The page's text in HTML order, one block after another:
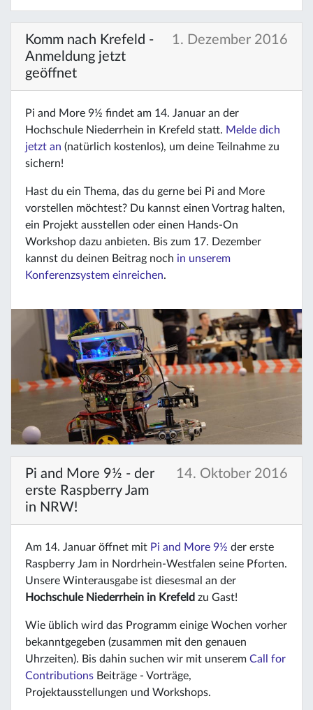
Komm nach Krefeld -
Anmeldung jetzt
geöffnet
1. Dezember 2016
Pi and More 9½ findet am 14. Januar an der
Hochschule Niederrhein in Krefeld statt. Melde dich
jetzt an (natürlich kostenlos), um deine Teilnahme zu
sichern!
Hast du ein Thema, das du gerne bei Pi and More
vorstellen möchtest? Du kannst einen Vortrag halten,
ein Projekt ausstellen oder einen Hands-On
Workshop dazu anbieten. Bis zum 17. Dezember
kannst du deinen Beitrag noch in unserem
Konferenzsystem einreichen.
Pi and More 9½ - der
erste Raspberry Jam
in NRW!
14. Oktober 2016
Am 14. Januar öffnet mit Pi and More 9½ der erste
Raspberry Jam in Nordrhein-Westfalen seine Pforten.
Unsere Winterausgabe ist diesesmal an der
Hochschule Niederrhein in Krefeld zu Gast!
Wie üblich wird das Programm einige Wochen vorher
bekanntgegeben (zusammen mit den genauen
Uhrzeiten). Bis dahin suchen wir mit unserem Call for
Contributions Beiträge - Vorträge,
Projektausstellungen und Workshops.